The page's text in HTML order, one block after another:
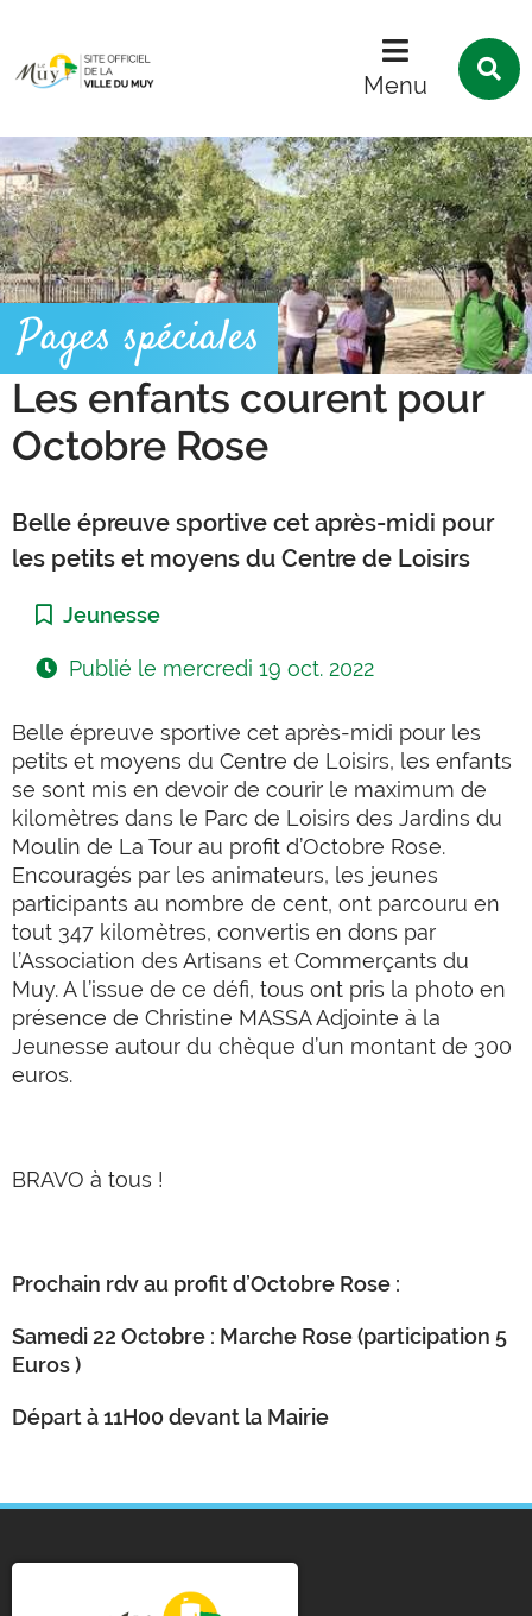
Menu
Pages spéciales
Les enfants courent pour
Octobre Rose
Belle épreuve sportive cet après-midi pour
les petits et moyens du Centre de Loisirs
Catégorie :
Jeunesse
Publié le mercredi 19 oct. 2022
Belle épreuve sportive cet après-midi pour les
petits et moyens du Centre de Loisirs, les enfants
se sont mis en devoir de courir le maximum de
kilomètres dans le Parc de Loisirs des Jardins du
Moulin de La Tour au profit d’Octobre Rose.
Encouragés par les animateurs, les jeunes
participants au nombre de cent, ont parcouru en
tout 347 kilomètres, convertis en dons par
l’Association des Artisans et Commerçants du
Muy. A l’issue de ce défi, tous ont pris la photo en
présence de Christine MASSA Adjointe à la
Jeunesse autour du chèque d’un montant de 300
euros.
BRAVO à tous !
Prochain rdv au profit d’Octobre Rose :
Samedi 22 Octobre : Marche Rose (participation 5
Euros )
Départ à 11H00 devant la Mairie